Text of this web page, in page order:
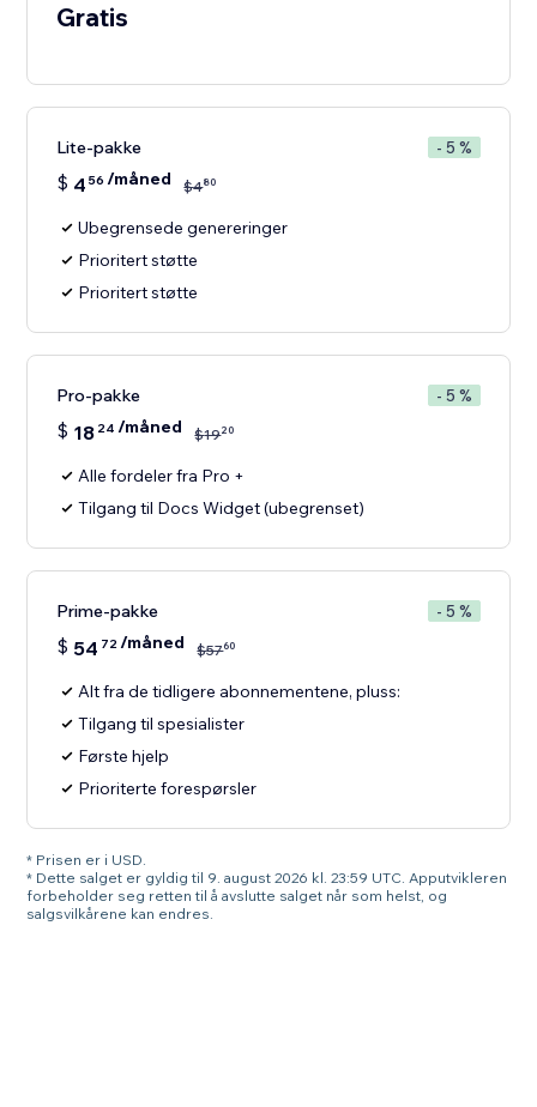
Gratis
Lite-pakke - 5 %
$ 4 56 /måned $480
Ubegrensede genereringer
Prioritert støtte
Prioritert støtte
Pro-pakke - 5 %
$ 18 24 /måned $1920
Alle fordeler fra Pro +
Tilgang til Docs Widget (ubegrenset)
Prime-pakke - 5 %
$ 54 72/måned $5760
Alt fra de tidligere abonnementene, pluss:
Tilgang til spesialister
Første hjelp
Prioriterte forespørsler
* Prisen er i USD.
* Dette salget er gyldig til 9. august 2026 kl. 23:59 UTC. Apputvikleren
forbeholder seg retten til å avslutte salget når som helst, og
salgsvilkårene kan endres.